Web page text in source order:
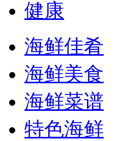
健康
海鲜佳肴
海鲜美食
海鲜菜谱
特色海鲜